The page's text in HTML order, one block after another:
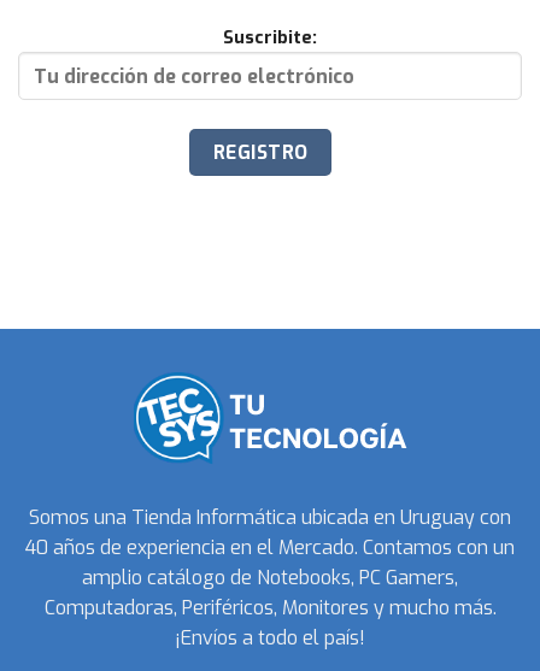
Suscribite:
Somos una Tienda Informática ubicada en Uruguay con
40 años de experiencia en el Mercado. Contamos con un
amplio catálogo de Notebooks, PC Gamers,
Computadoras, Periféricos, Monitores y mucho más.
¡Envíos a todo el país!